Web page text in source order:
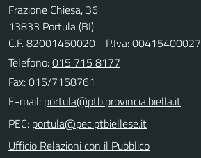
Frazione Chiesa, 36
13833 Portula (BI)
C.F. 82001450020 - P.Iva: 00415400027
Telefono:015 715 8177
Fax: 015/7158761
E-mail:
PEC:
Ufficio Relazioni con il Pubblico